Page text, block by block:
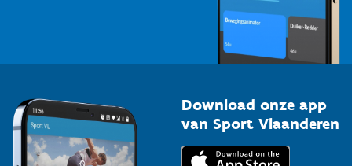
Download onze app
van Sport Vlaanderen